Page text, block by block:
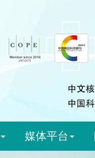
媒体平台